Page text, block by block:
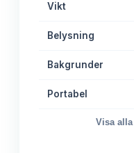
Vikt
Belysning
Bakgrunder
Portabel
Visa alla